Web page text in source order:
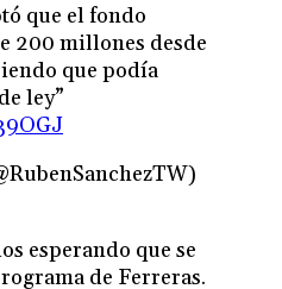
que el fondo
200 millones desde
que podía
ley”
esperando que se
de Ferreras.